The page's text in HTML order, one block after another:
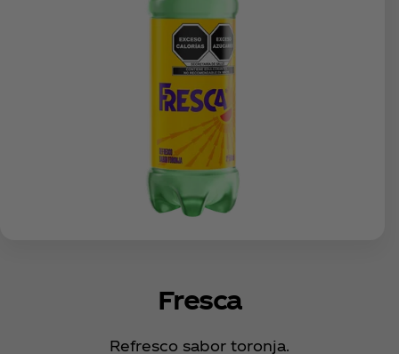
Fresca
Refresco sabor toronja.